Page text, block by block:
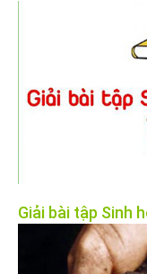
Giải bài tập Sinh